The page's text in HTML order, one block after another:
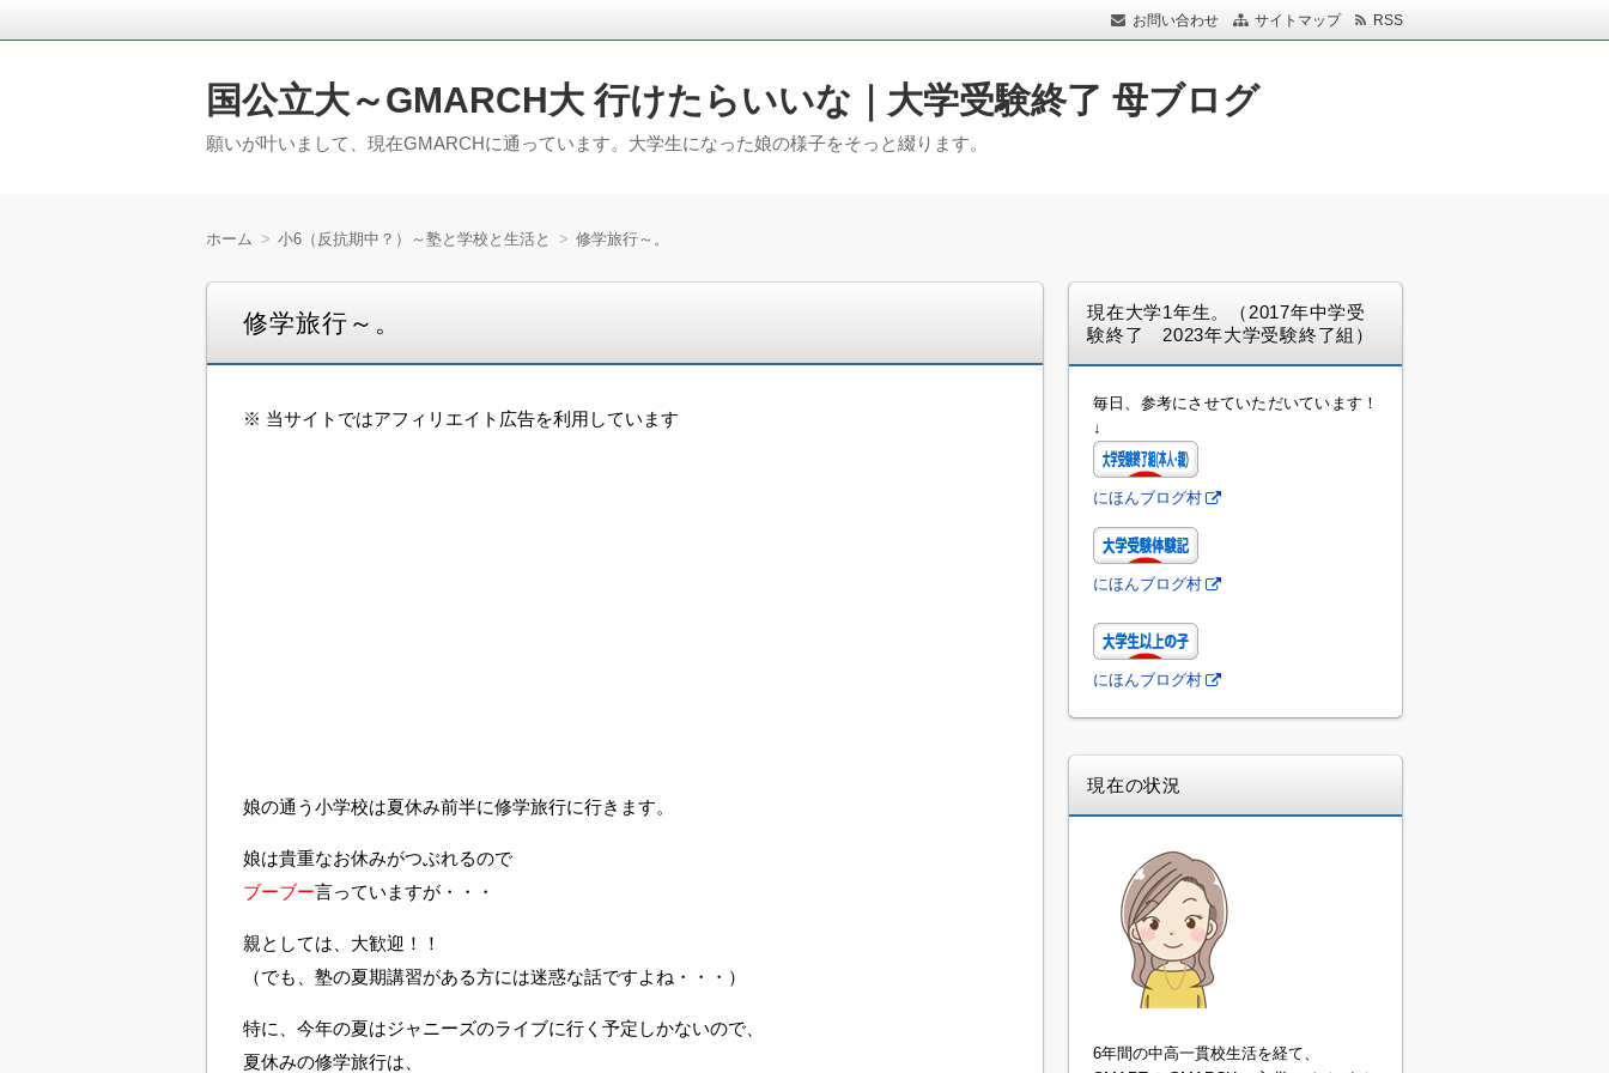
お問い合わせ サイトマップ RSS
国公立大～GMARCH大 行けたらいいな｜大学受験終了 母ブログ
願いが叶いまして、現在GMARCHに通っています。大学生になった娘の様子をそっと綴ります。
ホーム 小6（反抗期中？）～塾と学校と生活と 修学旅行～。
修学旅行～。
※ 当サイトではアフィリエイト広告を利用しています
娘の通う小学校は夏休み前半に修学旅行に行きます。
娘は貴重なお休みがつぶれるので
ブーブー言っていますが・・・
親としては、大歓迎！！
（でも、塾の夏期講習がある方には迷惑な話ですよね・・・）
特に、今年の夏はジャニーズのライブに行く予定しかないので、
夏休みの修学旅行は、
現在大学1年生。（2017年中学受
験終了 2023年大学受験終了組）
毎日、参考にさせていただいています！
↓
にほんブログ村
にほんブログ村
にほんブログ村
現在の状況
6年間の中高一貫校生活を経て、